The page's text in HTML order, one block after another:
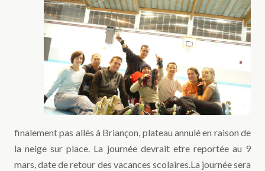
finalement pas allés à Briançon, plateau annulé en raison de
la neige sur place. La journée devrait etre reportée au 9
mars, date de retour des vacances scolaires.La journée sera